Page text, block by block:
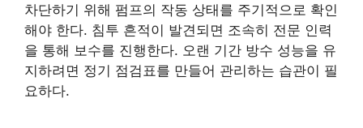
차단하기 위해 펌프의 작동 상태를 주기적으로 확인
해야 한다. 침투 흔적이 발견되면 조속히 전문 인력
을 통해 보수를 진행한다. 오랜 기간 방수 성능을 유
지하려면 정기 점검표를 만들어 관리하는 습관이 필
요하다.